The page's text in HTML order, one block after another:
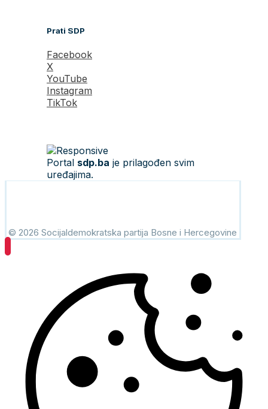
Prati SDP
Facebook
X
YouTube
Instagram
TikTok
Portal sdp.ba je prilagođen svim
uređajima.
© 2026 Socijaldemokratska partija Bosne i Hercegovine